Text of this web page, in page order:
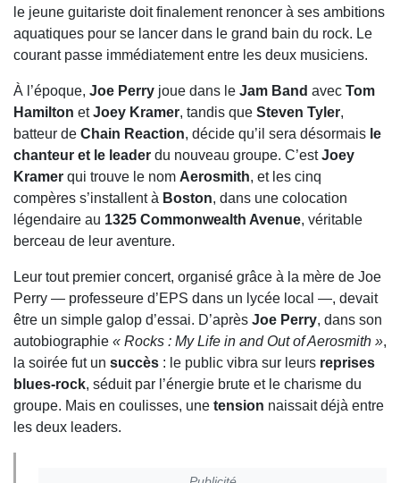
le jeune guitariste doit finalement renoncer à ses ambitions
aquatiques pour se lancer dans le grand bain du rock. Le
courant passe immédiatement entre les deux musiciens.
À l’époque, Joe Perry joue dans le Jam Band avec Tom
Hamilton etJoey Kramer, tandis que Steven Tyler,
batteur de Chain Reaction, décide qu’il sera désormais le
chanteur et le leader du nouveau groupe. C’estJoey
Kramer qui trouve le nom Aerosmith, et les cinq
compères s’installent à Boston, dans une colocation
légendaire au 1325 Commonwealth Avenue, véritable
berceau de leur aventure.
Leur tout premier concert, organisé grâce à la mère de Joe
Perry — professeure d’EPS dans un lycée local —, devait
être un simple galop d’essai. D’après Joe Perry, dans son
autobiographie « Rocks : My Life in and Out of Aerosmith »,
la soirée fut un succès : le public vibra sur leurs reprises
blues-rock, séduit par l’énergie brute et le charisme du
groupe. Mais en coulisses, une tension naissait déjà entre
les deux leaders.